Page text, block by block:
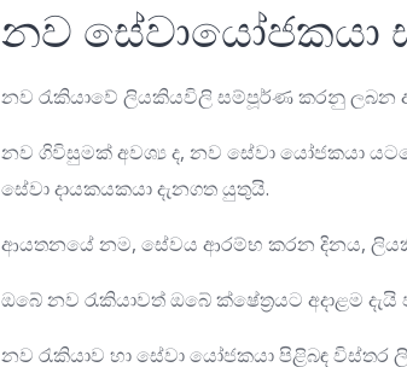
නව සේවායෝජකයා
නව රැකියාවේ ලියකියවිලි සම්පූර්ණ කරනු
නව ගිවිසුමක් අවශ්‍ය ද, නව සේවා යෝජකයා
සේවා දායකයකයා දැනගත යුතුයි.
ආයතනයේ නම, සේවය ආරම්භ කරන දිනය,
ඔබේ නව රැකියාවත් ඔබේ ක්ෂේත්‍රයට අදාළම
නව රැකියාව හා සේවා යෝජකයා පිළිබඳ